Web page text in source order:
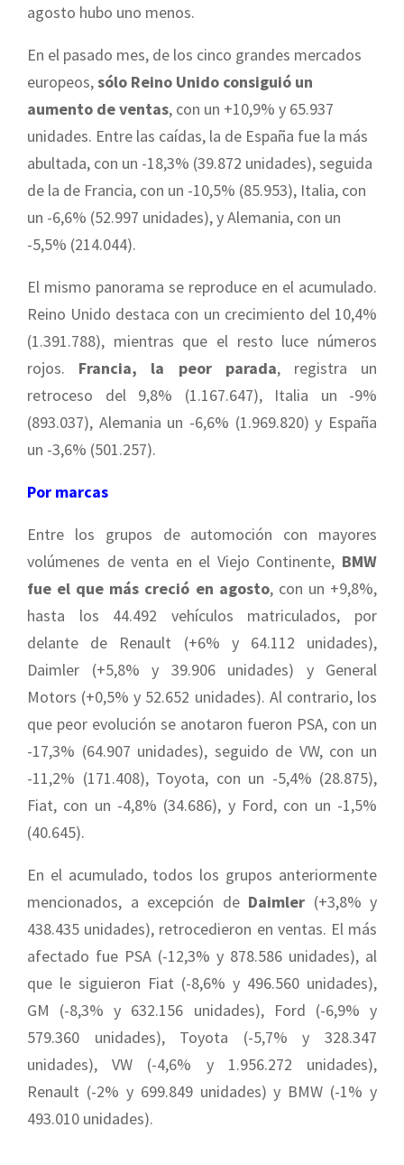
agosto hubo uno menos.
En el pasado mes, de los cinco grandes mercados
europeos,sólo Reino Unido consiguió un
aumento de ventas, con un +10,9% y 65.937
unidades. Entre las caídas, la de España fue la más
abultada, con un -18,3% (39.872 unidades), seguida
de la de Francia, con un -10,5% (85.953), Italia, con
un -6,6% (52.997 unidades), y Alemania, con un
-5,5% (214.044).
El mismo panorama se reproduce en el acumulado.
Reino Unido destaca con un crecimiento del 10,4%
(1.391.788), mientras que el resto luce números
rojos. Francia, la peor parada, registra un
retroceso del 9,8% (1.167.647), Italia un -9%
(893.037), Alemania un -6,6% (1.969.820) y España
un -3,6% (501.257).
Por marcas
Entre los grupos de automoción con mayores
volúmenes de venta en el Viejo Continente, BMW
fue el que más creció en agosto, con un +9,8%,
hasta los 44.492 vehículos matriculados, por
delante de Renault (+6% y 64.112 unidades),
Daimler (+5,8% y 39.906 unidades) y General
Motors (+0,5% y 52.652 unidades). Al contrario, los
que peor evolución se anotaron fueron PSA, con un
-17,3% (64.907 unidades), seguido de VW, con un
-11,2% (171.408), Toyota, con un -5,4% (28.875),
Fiat, con un -4,8% (34.686), y Ford, con un -1,5%
(40.645).
En el acumulado, todos los grupos anteriormente
mencionados, a excepción de Daimler (+3,8% y
438.435 unidades), retrocedieron en ventas. El más
afectado fue PSA (-12,3% y 878.586 unidades), al
que le siguieron Fiat (-8,6% y 496.560 unidades),
GM (-8,3% y 632.156 unidades), Ford (-6,9% y
579.360 unidades), Toyota (-5,7% y 328.347
unidades), VW (-4,6% y 1.956.272 unidades),
Renault (-2% y 699.849 unidades) y BMW (-1% y
493.010 unidades).